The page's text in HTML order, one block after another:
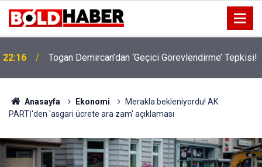
Togan Demircan’dan ‘Geçici Görevlendirme’ Tepkisi!
19:32 Sıcak Havalarda Ödem Şikayetini Hafife Almayın!
Anasayfa Ekonomi
Merakla bekleniyordu! AK
PARTİ'den 'asgari ücrete ara zam' açıklaması